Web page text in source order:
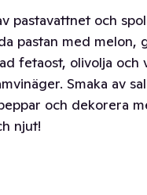
pastavattnet och
pastan med melon,
fetaost, olivolja och
Smaka av
och dekorera
njut!